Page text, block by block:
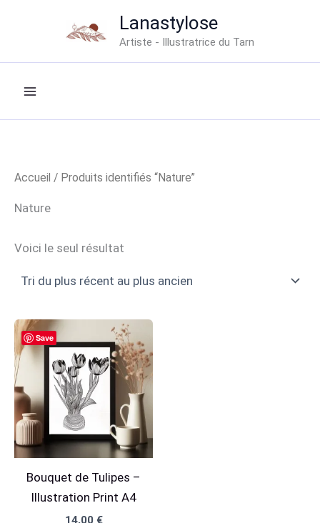
Lanastylose
Artiste - Illustratrice du Tarn
Accueil / Produits identifiés “Nature”
Nature
Voici le seul résultat
Save
Bouquet de Tulipes –
Illustration Print A4
14,00 €